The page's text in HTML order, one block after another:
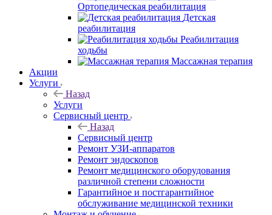
Ортопедическая реабилитация
Детская
реабилитация
Реабилитация
ходьбы
Массажная терапия
Акции
Услуги
Назад
Услуги
Сервисный центр
Назад
Сервисный центр
Ремонт УЗИ-аппаратов
Ремонт эндоскопов
Ремонт медицинского оборудования
различной степени сложности
Гарантийное и постгарантийное
обслуживание медицинской техники